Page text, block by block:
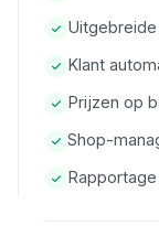
Klant
Prijzen op
Shop-